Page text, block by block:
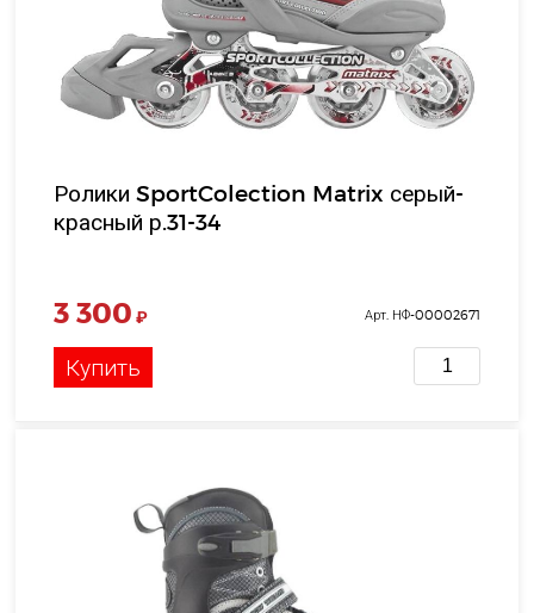
Ролики SportColection Matrix серый-
красный р.31-34
3 300 ₽ Арт. НФ-00002671
Купить